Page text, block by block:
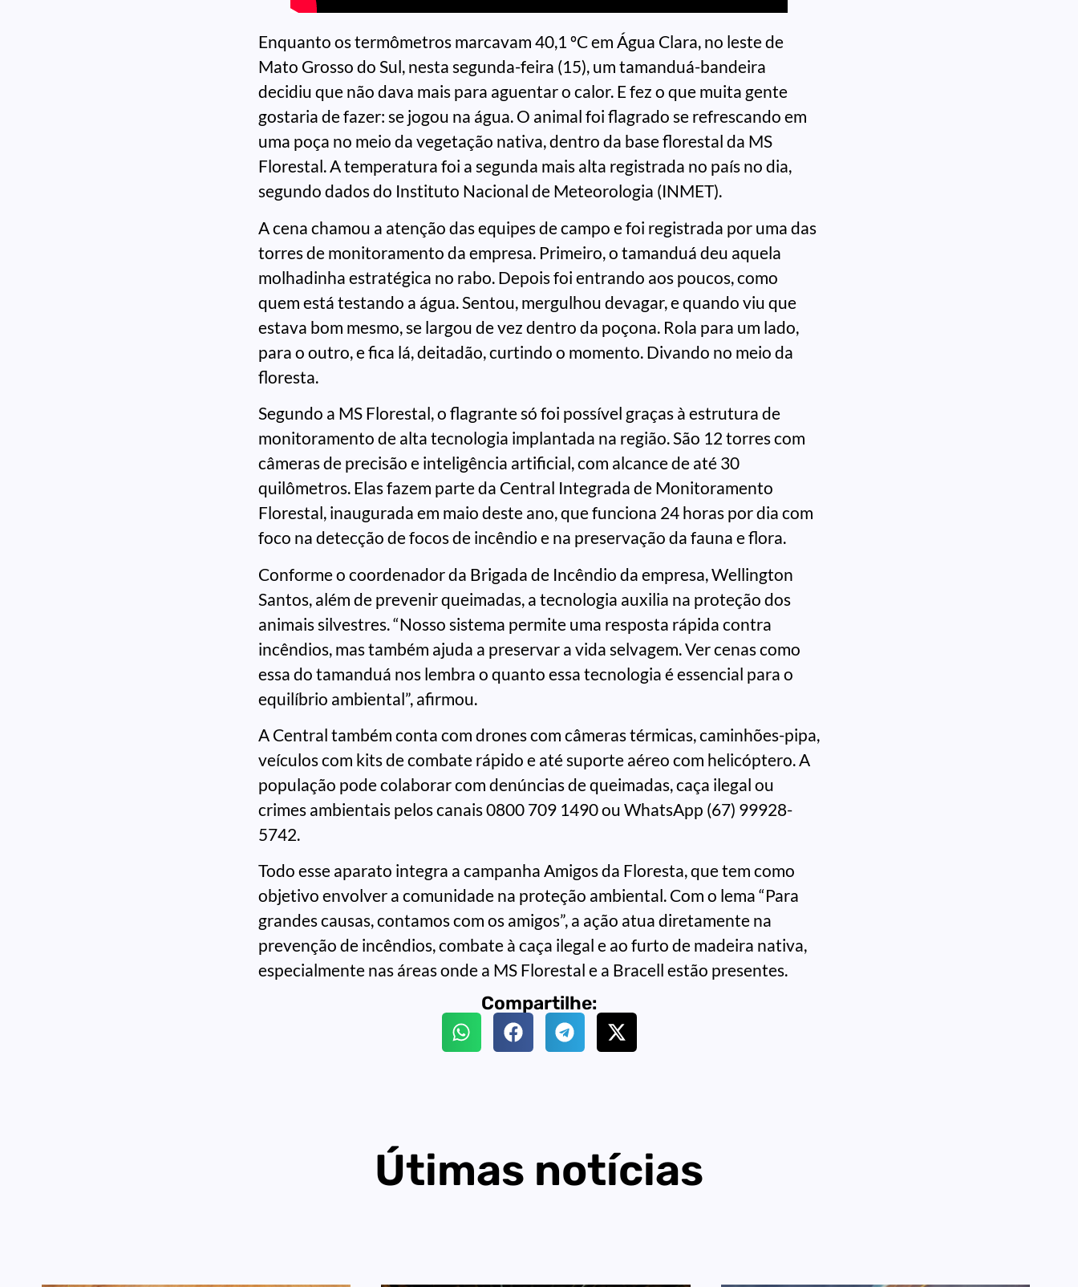
Enquanto os termômetros marcavam 40,1 ºC em Água Clara, no leste de
Mato Grosso do Sul, nesta segunda-feira (15), um tamanduá-bandeira
decidiu que não dava mais para aguentar o calor. E fez o que muita gente
gostaria de fazer: se jogou na água. O animal foi flagrado se refrescando em
uma poça no meio da vegetação nativa, dentro da base florestal da MS
Florestal. A temperatura foi a segunda mais alta registrada no país no dia,
segundo dados do Instituto Nacional de Meteorologia (INMET).
A cena chamou a atenção das equipes de campo e foi registrada por uma das
torres de monitoramento da empresa. Primeiro, o tamanduá deu aquela
molhadinha estratégica no rabo. Depois foi entrando aos poucos, como
quem está testando a água. Sentou, mergulhou devagar, e quando viu que
estava bom mesmo, se largou de vez dentro da poçona. Rola para um lado,
para o outro, e fica lá, deitadão, curtindo o momento. Divando no meio da
floresta.
Segundo a MS Florestal, o flagrante só foi possível graças à estrutura de
monitoramento de alta tecnologia implantada na região. São 12 torres com
câmeras de precisão e inteligência artificial, com alcance de até 30
quilômetros. Elas fazem parte da Central Integrada de Monitoramento
Florestal, inaugurada em maio deste ano, que funciona 24 horas por dia com
foco na detecção de focos de incêndio e na preservação da fauna e flora.
Conforme o coordenador da Brigada de Incêndio da empresa, Wellington
Santos, além de prevenir queimadas, a tecnologia auxilia na proteção dos
animais silvestres. “Nosso sistema permite uma resposta rápida contra
incêndios, mas também ajuda a preservar a vida selvagem. Ver cenas como
essa do tamanduá nos lembra o quanto essa tecnologia é essencial para o
equilíbrio ambiental”, afirmou.
A Central também conta com drones com câmeras térmicas, caminhões-pipa,
veículos com kits de combate rápido e até suporte aéreo com helicóptero. A
população pode colaborar com denúncias de queimadas, caça ilegal ou
crimes ambientais pelos canais 0800 709 1490 ou WhatsApp (67) 99928-
5742.
Todo esse aparato integra a campanha Amigos da Floresta, que tem como
objetivo envolver a comunidade na proteção ambiental. Com o lema “Para
grandes causas, contamos com os amigos”, a ação atua diretamente na
prevenção de incêndios, combate à caça ilegal e ao furto de madeira nativa,
especialmente nas áreas onde a MS Florestal e a Bracell estão presentes.
Compartilhe:
Útimas notícias